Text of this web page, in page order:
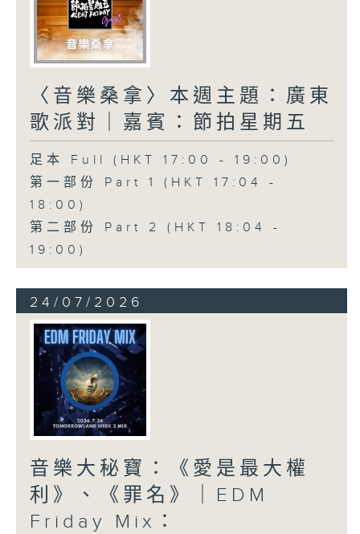
〈音樂桑拿〉本週主題：廣東
歌派對｜嘉賓：節拍星期五
足本 Full (HKT 17:00 - 19:00)
第一部份 Part 1 (HKT 17:04 -
18:00)
第二部份 Part 2 (HKT 18:04 -
19:00)
24/07/2026
音樂大秘寶：《愛是最大權
利》、《罪名》｜EDM
Friday Mix：